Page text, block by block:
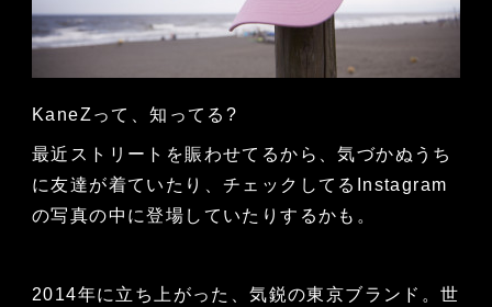
KaneZって、知ってる?
最近ストリートを賑わせてるから、気づかぬうち
に友達が着ていたり、チェックしてるInstagram
の写真の中に登場していたりするかも。
2014年に立ち上がった、気鋭の東京ブランド。世